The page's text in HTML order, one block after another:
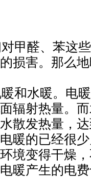
甲醛、苯这
损害。那么
和水暖。电
辐射热量。
散发热量，
暖的已经很
境变得干燥
暖产生的电